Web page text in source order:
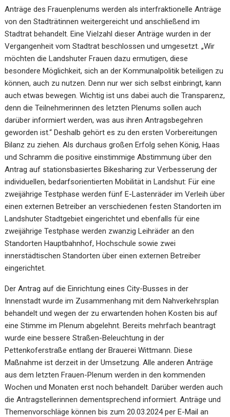
Anträge des Frauenplenums werden als interfraktionelle Anträge
von den Stadträtinnen weitergereicht und anschließend im
Stadtrat behandelt. Eine Vielzahl dieser Anträge wurden in der
Vergangenheit vom Stadtrat beschlossen und umgesetzt. „Wir
möchten die Landshuter Frauen dazu ermutigen, diese
besondere Möglichkeit, sich an der Kommunalpolitik beteiligen zu
können, auch zu nutzen. Denn nur wer sich selbst einbringt, kann
auch etwas bewegen. Wichtig ist uns dabei auch die Transparenz,
denn die Teilnehmerinnen des letzten Plenums sollen auch
darüber informiert werden, was aus ihren Antragsbegehren
geworden ist.“ Deshalb gehört es zu den ersten Vorbereitungen
Bilanz zu ziehen. Als durchaus großen Erfolg sehen König, Haas
und Schramm die positive einstimmige Abstimmung über den
Antrag auf stationsbasiertes Bikesharing zur Verbesserung der
individuellen, bedarfsorientierten Mobilität in Landshut: Für eine
zweijährige Testphase werden fünf E-Lastenräder im Verleih über
einen externen Betreiber an verschiedenen festen Standorten im
Landshuter Stadtgebiet eingerichtet und ebenfalls für eine
zweijährige Testphase werden zwanzig Leihräder an den
Standorten Hauptbahnhof, Hochschule sowie zwei
innerstädtischen Standorten über einen externen Betreiber
eingerichtet.
Der Antrag auf die Einrichtung eines City-Busses in der
Innenstadt wurde im Zusammenhang mit dem Nahverkehrsplan
behandelt und wegen der zu erwartenden hohen Kosten bis auf
eine Stimme im Plenum abgelehnt. Bereits mehrfach beantragt
wurde eine bessere Straßen-Beleuchtung in der
Pettenkoferstraße entlang der Brauerei Wittmann. Diese
Maßnahme ist derzeit in der Umsetzung. Alle anderen Anträge
aus dem letzten Frauen-Plenum werden in den kommenden
Wochen und Monaten erst noch behandelt. Darüber werden auch
die Antragstellerinnen dementsprechend informiert. Anträge und
Themenvorschläge können bis zum 20.03.2024 per E-Mail an